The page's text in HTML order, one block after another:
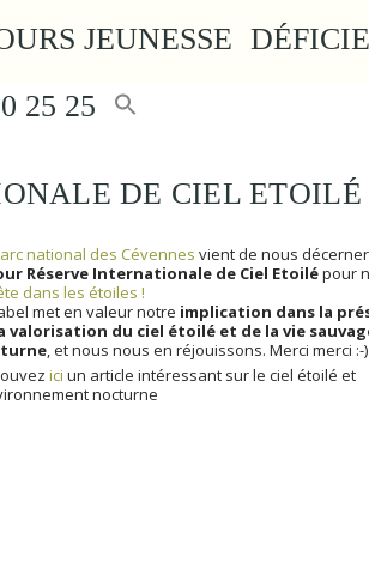
JEUNESSE
25 25
DE CIEL ETOILÉ
national des Cévennes vient de nous
Réserve Internationale de Ciel Etoilépour
dans les étoiles !
met en valeur notre implication dans la
valorisation du ciel étoilé et de la vie
, et nous nous en réjouissons. Merci merci :-)
ici un article intéressant sur le ciel étoilé et
nocturne